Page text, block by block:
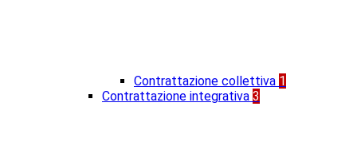
Contrattazione collettiva 1
Contrattazione integrativa 3